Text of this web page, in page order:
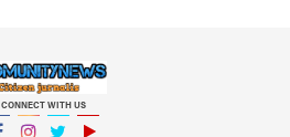
CONNECT WITH US